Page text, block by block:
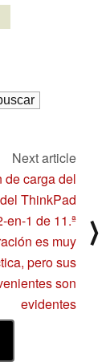
Next article
de carga del
ThinkPad
en-1 de 11.ª
es muy
pero sus
son
evidentes
⟩